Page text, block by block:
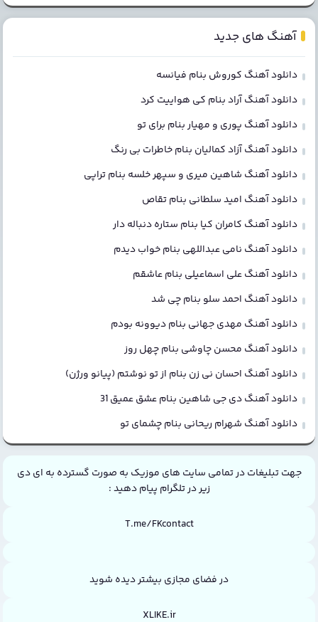
آهنگ های جدید
دانلود آهنگ کوروش بنام فیانسه
دانلود آهنگ آراد بنام کی هواییت کرد
دانلود آهنگ پوری و مهیار بنام برای تو
دانلود آهنگ آزاد کمالیان بنام خاطرات بی رنگ
دانلود آهنگ شاهین میری و سپهر خلسه بنام تراپی
دانلود آهنگ امید سلطانی بنام تقاص
دانلود آهنگ کامران کیا بنام ستاره دنباله دار
دانلود آهنگ نامی عبداللهی بنام خواب دیدم
دانلود آهنگ علی اسماعیلی بنام عاشقم
دانلود آهنگ احمد سلو بنام چی شد
دانلود آهنگ مهدی جهانی بنام دیوونه بودم
دانلود آهنگ محسن چاوشی بنام چهل روز
دانلود آهنگ احسان نی زن بنام از تو نوشتم (پیانو ورژن)
دانلود آهنگ دی جی شاهین بنام عشق عمیق 31
دانلود آهنگ شهرام ریحانی بنام چشمای تو
جهت تبلیغات در تمامی سایت های موزیک به صورت گسترده به ای دی
زیر در تلگرام پیام دهید :
T.me/FKcontact
در فضای مجازی بیشتر دیده شوید
XLIKE.ir